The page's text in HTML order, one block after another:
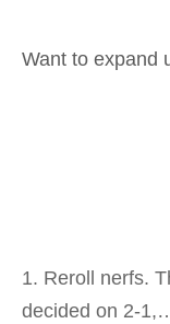
Want to expand
1. Reroll nerfs.
decided on 2-